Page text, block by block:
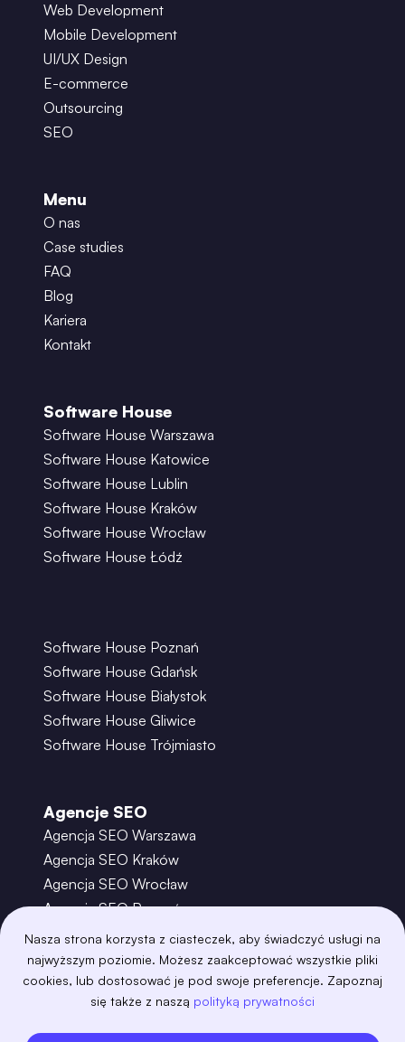
Nasza strona korzysta z ciasteczek, aby świadczyć usługi na
najwyższym poziomie. Możesz zaakceptować wszystkie pliki
cookies, lub dostosować je pod swoje preferencje. Zapoznaj
się także z naszą polityką prywatności
Web Development
Mobile Development
UI/UX Design
E-commerce
Outsourcing
SEO
Menu
O nas
Case studies
FAQ
Blog
Kariera
Kontakt
Software House
Software House Warszawa
Software House Katowice
Software House Lublin
Software House Kraków
Software House Wrocław
Software House Łódź
Software House Poznań
Software House Gdańsk
Software House Białystok
Software House Gliwice
Software House Trójmiasto
Agencje SEO
Agencja SEO Warszawa
Agencja SEO Kraków
Agencja SEO Wrocław
Agencja SEO Poznań
Agencja SEO Gdańsk
Agencja SEO Toruń